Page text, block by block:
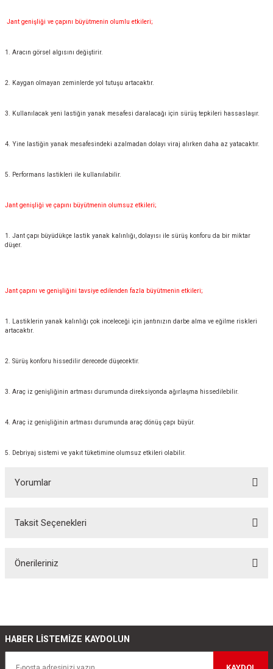
Jant genişliği ve çapını büyütmenin olumlu etkileri;
1. Aracın görsel algısını değiştirir.
2. Kaygan olmayan zeminlerde yol tutuşu artacaktır.
3. Kullanılacak yeni lastiğin yanak mesafesi daralacağı için sürüş tepkileri hassaslaşır.
4. Yine lastiğin yanak mesafesindeki azalmadan dolayı viraj alırken daha az yatacaktır.
5. Performans lastikleri ile kullanılabilir.
Jant genişliği ve çapını büyütmenin olumsuz etkileri;
1. Jant çapı büyüdükçe lastik yanak kalınlığı, dolayısı ile sürüş konforu da bir miktar
düşer.
Jant çapını ve genişliğini tavsiye edilenden fazla büyütmenin etkileri;
1. Lastiklerin yanak kalınlığı çok inceleceği için jantınızın darbe alma ve eğilme riskleri
artacaktır.
2. Sürüş konforu hissedilir derecede düşecektir.
3. Araç iz genişliğinin artması durumunda direksiyonda ağırlaşma hissedilebilir.
4. Araç iz genişliğinin artması durumunda araç dönüş çapı büyür.
5. Debriyaj sistemi ve yakıt tüketimine olumsuz etkileri olabilir.
Yorumlar
Bu ürüne ilk yorumu siz yapın!
Taksit Seçenekleri
Önerileriniz
Görüş ve önerileriniz için teşekkür ederiz.
HABER LİSTEMİZE KAYDOLUN